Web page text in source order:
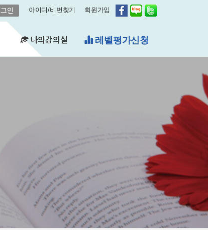
아이디/비번찾기 회원가입
영어첨삭
쿠폰관리
결제내역
나의강의실 레벨평가신청